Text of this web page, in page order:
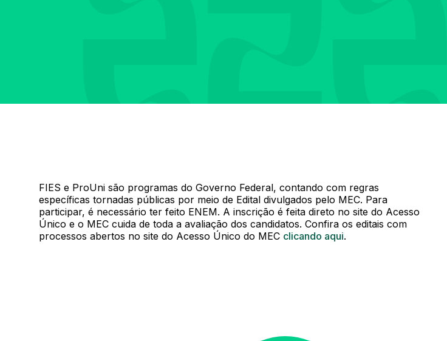
FIES e ProUni são programas do Governo Federal, contando com regras
específicas tornadas públicas por meio de Edital divulgados pelo MEC. Para
participar, é necessário ter feito ENEM. A inscrição é feita direto no site do Acesso
Único e o MEC cuida de toda a avaliação dos candidatos. Confira os editais com
processos abertos no site do Acesso Único do MEC clicando aqui.